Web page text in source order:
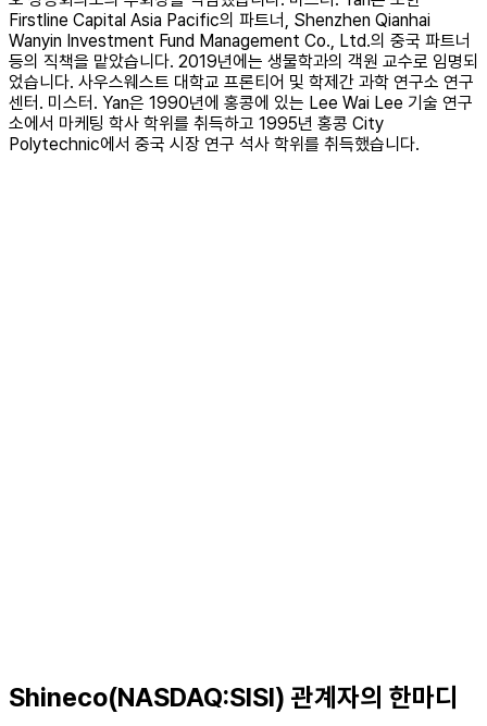
Firstline Capital Asia Pacific의 파트너, Shenzhen Qianhai
Wanyin Investment Fund Management Co., Ltd.의 중국 파트너
등의 직책을 맡았습니다. 2019년에는 생물학과의 객원 교수로 임명되
었습니다. 사우스웨스트 대학교 프론티어 및 학제간 과학 연구소 연구
센터. 미스터. Yan은 1990년에 홍콩에 있는 Lee Wai Lee 기술 연구
소에서 마케팅 학사 학위를 취득하고 1995년 홍콩 City
Polytechnic에서 중국 시장 연구 석사 학위를 취득했습니다.
Shineco(NASDAQ:SISI) 관계자의 한마디